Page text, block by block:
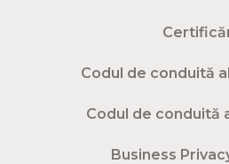
Codul de conduită
Codul de conduită
Business